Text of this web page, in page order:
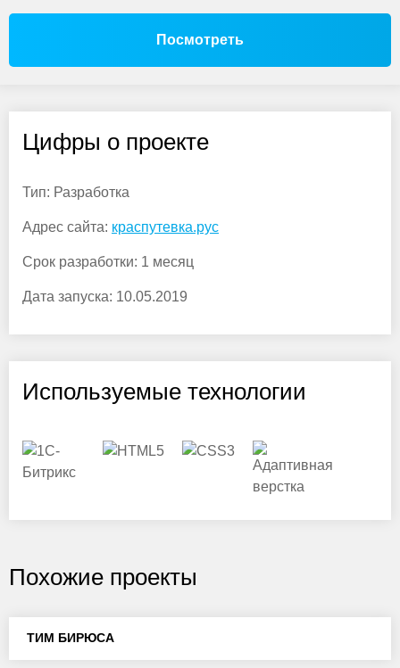
Посмотреть
Цифры о проекте
Тип: Разработка
Адрес сайта: краспутевка.рус
Срок разработки: 1 месяц
Дата запуска: 10.05.2019
Используемые технологии
Похожие проекты
ТИМ БИРЮСА